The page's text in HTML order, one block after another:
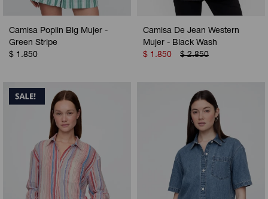
Camisa Poplin Big Mujer -
Green Stripe
$ 1.850
Camisa De Jean Western
Mujer - Black Wash
$ 1.850 $ 2.850